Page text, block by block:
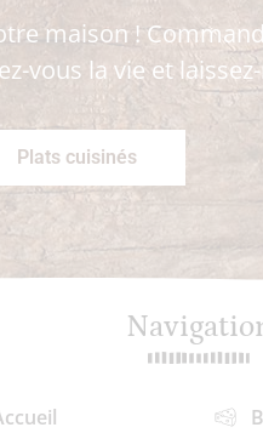
maison !
vous la vie et
Plats cuisinés